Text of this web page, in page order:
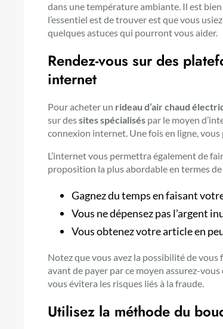
dans une température ambiante. Il est
l’essentiel est de trouver est que vous
quelques astuces qui pourront vous aider.
Rendez-vous sur des
internet
Pour acheter un rideau d’air chaud
sur dessites spécialisés par le moyen
connexion internet. Une fois en ligne,
L’internet vous permettra également de
proposition la plus abordable en termes de
Gagnez du temps en faisant
Vous ne dépensez pas l’argent
Vous obtenez votre article en
Notez que vous avez la possibilité de
avant de payer par ce moyen assurez-
vous évitera les risques liés à la fraude.
Utilisez la méthode du